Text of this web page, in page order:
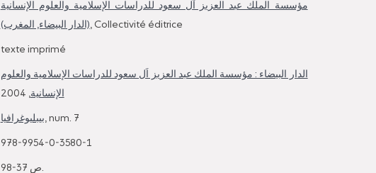
مؤسسة الملك عبد العزيز آل سعود للدراسات الإسلامية والعلوم الإنسانية
(الدار البيضاء, المغرب), Collectivité éditrice
texte imprimé
الدار البيضاء : مؤسسة الملك عبد العزيز اَل سعود للدراسات الإسلامية والعلوم
الإنسانية, 2004
بيبليوغرافيا, num. 7
978-9954-0-3580-1
98-37 ص.